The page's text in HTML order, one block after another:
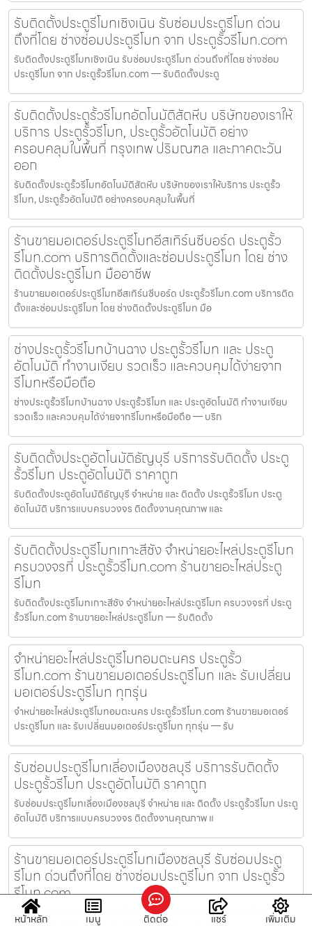
รับติดตั้งประตูรีโมทเชิงเนิน รับซ่อมประตูรีโมท ด่วน
ถึงที่โดย ช่างซ่อมประตูรีโมท จาก ประตูรั้วรีโมท.com
รับติดตั้งประตูรีโมทเชิงเนิน รับซ่อมประตูรีโมท ด่วนถึงที่โดย ช่างซ่อม
ประตูรีโมท จาก ประตูรั้วรีโมท.com — รับติดตั้งประตู
รับติดตั้งประตูรั้วรีโมทอัตโนมัติสัตหีบ บริษัทของเราให้
บริการ ประตูรั้วรีโมท, ประตูรั้วอัตโนมัติ อย่าง
ครอบคลุมในพื้นที่ กรุงเทพ ปริมณฑล และภาคตะวัน
ออก
รับติดตั้งประตูรั้วรีโมทอัตโนมัติสัตหีบ บริษัทของเราให้บริการ ประตูรั้ว
รีโมท, ประตูรั้วอัตโนมัติ อย่างครอบคลุมในพื้นที่
ร้านขายมอเตอร์ประตูรีโมทอีสเทิร์นซีบอร์ด ประตูรั้ว
รีโมท.com บริการติดตั้งและซ่อมประตูรีโมท โดย ช่าง
ติดตั้งประตูรีโมท มืออาชีพ
ร้านขายมอเตอร์ประตูรีโมทอีสเทิร์นซีบอร์ด ประตูรั้วรีโมท.com บริการติด
ตั้งและซ่อมประตูรีโมท โดย ช่างติดตั้งประตูรีโมท มือ
ช่างประตูรั้วรีโมทบ้านฉาง ประตูรั้วรีโมท และ ประตู
อัตโนมัติ ทำงานเงียบ รวดเร็ว และควบคุมได้ง่ายจาก
รีโมทหรือมือถือ
ช่างประตูรั้วรีโมทบ้านฉาง ประตูรั้วรีโมท และ ประตูอัตโนมัติ ทำงานเงียบ
รวดเร็ว และควบคุมได้ง่ายจากรีโมทหรือมือถือ — บริก
รับติดตั้งประตูอัตโนมัติธัญบุรี บริการรับติดตั้ง ประตู
รั้วรีโมท ประตูอัตโนมัติ ราคาถูก
รับติดตั้งประตูอัตโนมัติธัญบุรี จำหน่าย และ ติดตั้ง ประตูรั้วรีโมท ประตู
อัตโนมัติ บริการแบบครบวงจร ติดตั้งงานคุณภาพ และ
รับติดตั้งประตูรีโมทเกาะสีชัง จำหน่ายอะไหล่ประตูรีโมท
ครบวงจรที่ ประตูรั้วรีโมท.com ร้านขายอะไหล่ประตู
รีโมท
รับติดตั้งประตูรีโมทเกาะสีชัง จำหน่ายอะไหล่ประตูรีโมท ครบวงจรที่ ประตู
รั้วรีโมท.com ร้านขายอะไหล่ประตูรีโมท — รับติดตั้ง
จำหน่ายอะไหล่ประตูรีโมทอมตะนคร ประตูรั้ว
รีโมท.com ร้านขายมอเตอร์ประตูรีโมท และ รับเปลี่ยน
มอเตอร์ประตูรีโมท ทุกรุ่น
จำหน่ายอะไหล่ประตูรีโมทอมตะนคร ประตูรั้วรีโมท.com ร้านขายมอเตอร์
ประตูรีโมท และ รับเปลี่ยนมอเตอร์ประตูรีโมท ทุกรุ่น — รับ
รับซ่อมประตูรีโมทเลี่องเมืองชลบุรี บริการรับติดตั้ง
ประตูรั้วรีโมท ประตูอัตโนมัติ ราคาถูก
รับซ่อมประตูรีโมทเลี่องเมืองชลบุรี จำหน่าย และ ติดตั้ง ประตูรั้วรีโมท ประตู
อัตโนมัติ บริการแบบครบวงจร ติดตั้งงานคุณภาพ แ
ร้านขายมอเตอร์ประตูรีโมทเมืองชลบุรี รับซ่อมประตู
รีโมท ด่วนถึงที่โดย ช่างซ่อมประตูรีโมท จาก ประตูรั้ว
รีโมท.com
ร้านขายมอเตอร์ประตูรีโมทเมืองชลบุรี รับซ่อมประตูรีโมท ด่วนถึงที่โดย
หน้าหลัก เมนู ติดต่อ แชร์ เพิ่มเติม